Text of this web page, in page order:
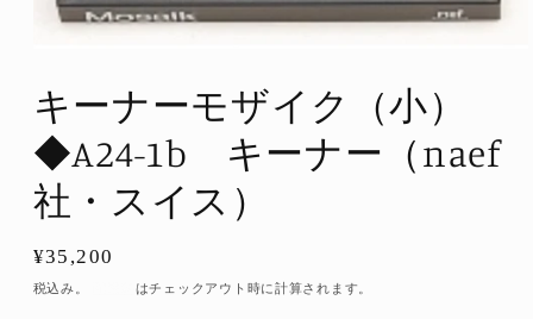
ダ
で
メ
デ
ィ
(1)
を
開
キーナーモザイク（小）
◆A24-1b キーナー（naef
社・スイス）
通
常
¥35,200
税込み。 はチェックアウト時に計算されます。